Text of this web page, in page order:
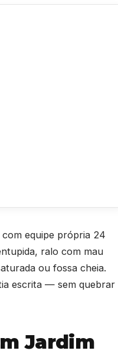
equipe própria 24
ralo com mau
ou fossa cheia.
escrita — sem quebrar
Jardim